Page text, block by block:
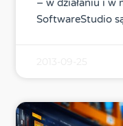
SoftwareStudio